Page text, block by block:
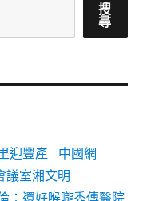
搜
尋
迎豐產_中國網
議室湘文明